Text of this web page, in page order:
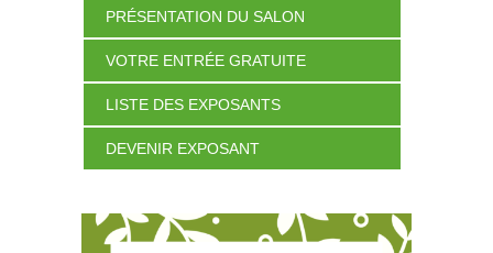
PRÉSENTATION DU SALON
VOTRE ENTRÉE GRATUITE
LISTE DES EXPOSANTS
DEVENIR EXPOSANT